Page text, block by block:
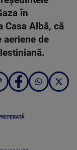
în
Casa Albă, că
aeriene de